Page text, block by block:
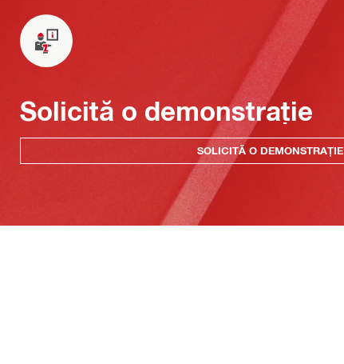
Solicită o demonstrație
SOLICITĂ O DEMONSTRAȚIE